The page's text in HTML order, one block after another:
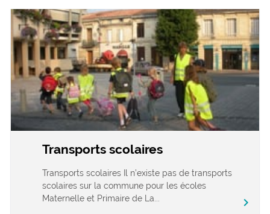
Transports scolaires
Transports scolaires Il n’existe pas de transports
scolaires sur la commune pour les écoles
Maternelle et Primaire de La...
chevron_right